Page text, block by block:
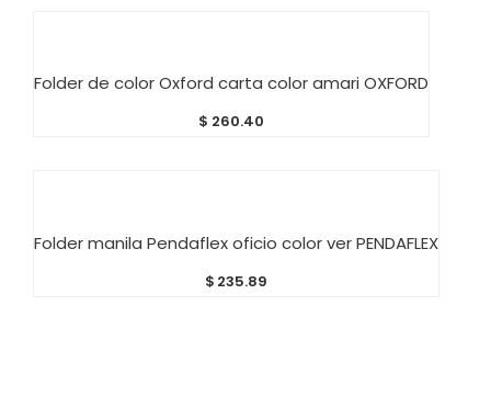
Folder de color Oxford carta color amari OXFORD
$ 260.40
Folder manila Pendaflex oficio color ver PENDAFLEX
$ 235.89